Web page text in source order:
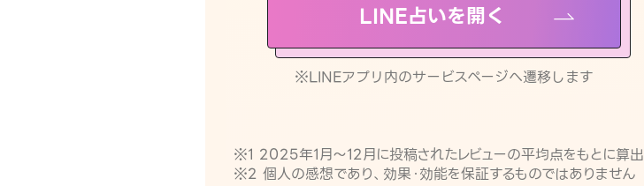
LINE占いを開く
※LINEアプリ内のサービスページへ遷移します
※1 2025年1月〜12月に投稿されたレビューの平均点をもとに算出
※2 個人の感想であり、効果・効能を保証するものではありません